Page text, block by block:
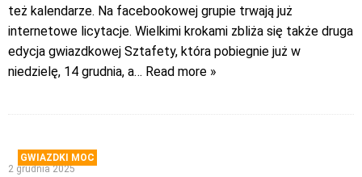
też kalendarze. Na facebookowej grupie trwają już
internetowe licytacje. Wielkimi krokami zbliża się także druga
edycja gwiazdkowej Sztafety, która pobiegnie już w
niedzielę, 14 grudnia, a… Read more »
GWIAZDKI MOC
2 grudnia 2025